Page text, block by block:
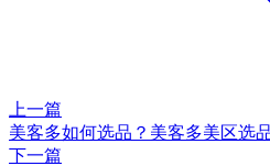
上一篇
美客多如何选品？美客多美区选
下一篇